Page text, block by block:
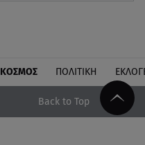
ΚΟΣΜΟΣ ΠΟΛΙΤΙΚΗ
Back to Top